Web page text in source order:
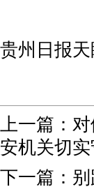
贵州日报
上一篇：
安机关切实
下一篇：